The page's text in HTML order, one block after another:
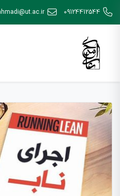
09124412544